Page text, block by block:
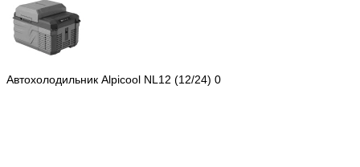
Автохолодильник Alpicool NL12 (12/24) 0